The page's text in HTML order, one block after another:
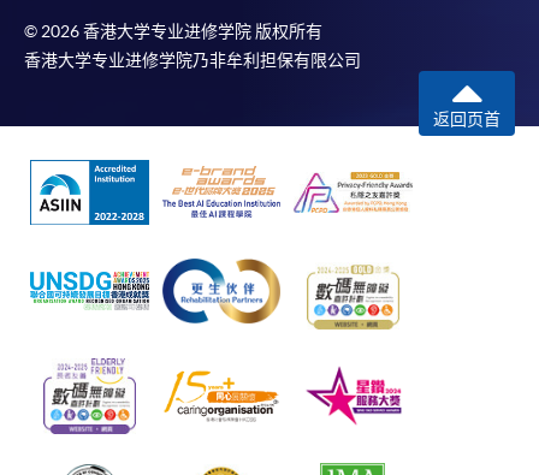
© 2026 香港大学专业进修学院 版权所有
香港大学专业进修学院乃非牟利担保有限公司
返回页首